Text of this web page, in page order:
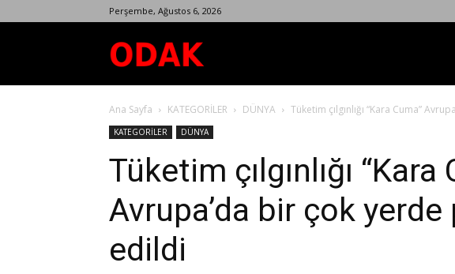
Perşembe, Ağustos 6, 2026
Dergisi
Ana Sayfa KATEGORİLER DÜNYA Tüketim çılgınlığı “Kara Cuma”
KATEGORİLER DÜNYA
Tüketim çılgınlığı “Kara
Avrupa’da bir çok
edildi